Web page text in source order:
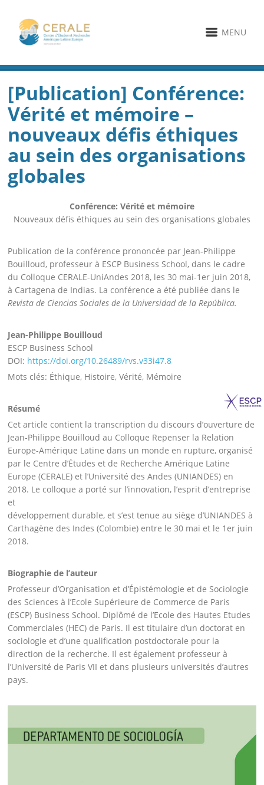
MENU
[Publication] Conférence:
Vérité et mémoire –
nouveaux défis éthiques
au sein des organisations
globales
Conférence: Vérité et mémoire
Nouveaux défis éthiques au sein des organisations globales
Publication de la conférence prononcée par Jean-Philippe
Bouilloud, professeur à ESCP Business School, dans le cadre
du Colloque CERALE-UniAndes 2018, les 30 mai-1er juin 2018,
à Cartagena de Indias. La conférence a été publiée dans le
Revista de Ciencias Sociales de la Universidad de la República.
Jean-Philippe Bouilloud
ESCP Business School
DOI: https://doi.org/10.26489/rvs.v33i47.8
Mots clés: Éthique, Histoire, Vérité, Mémoire
Résumé
Cet article contient la transcription du discours d’ouverture de
Jean-Philippe Bouilloud au Colloque Repenser la Relation
Europe-Amérique Latine dans un monde en rupture, organisé
par le Centre d’Études et de Recherche Amérique Latine
Europe (CERALE) et l’Université des Andes (UNIANDES) en
2018. Le colloque a porté sur l’innovation, l’esprit d’entreprise
et
développement durable, et s’est tenue au siège d’UNIANDES à
Carthagène des Indes (Colombie) entre le 30 mai et le 1er juin
2018.
Biographie de l’auteur
Professeur d’Organisation et d’Épistémologie et de Sociologie
des Sciences à l’Ecole Supérieure de Commerce de Paris
(ESCP) Business School. Diplômé de l’Ecole des Hautes Etudes
Commerciales (HEC) de Paris. Il est titulaire d’un doctorat en
sociologie et d’une qualification postdoctorale pour la
direction de la recherche. Il est également professeur à
l’Université de Paris VII et dans plusieurs universités d’autres
pays.